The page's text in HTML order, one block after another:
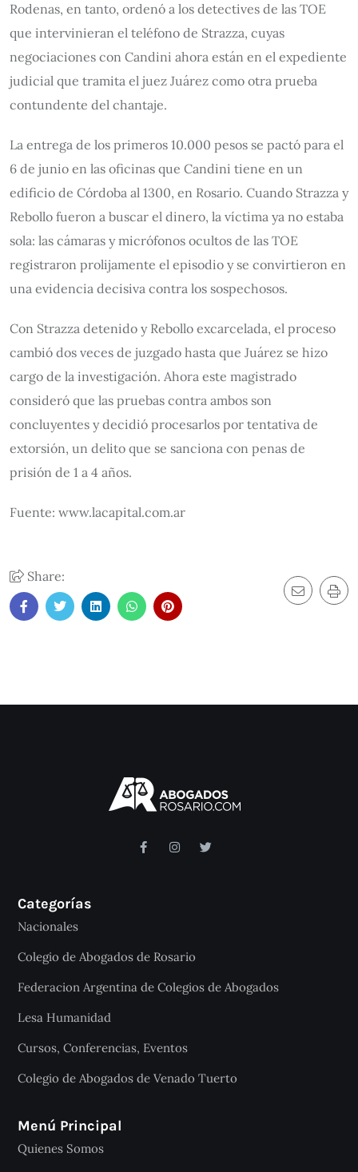
Rodenas, en tanto, ordenó a los detectives de las TOE
que intervinieran el teléfono de Strazza, cuyas
negociaciones con Candini ahora están en el expediente
judicial que tramita el juez Juárez como otra prueba
contundente del chantaje.
La entrega de los primeros 10.000 pesos se pactó para el
6 de junio en las oficinas que Candini tiene en un
edificio de Córdoba al 1300, en Rosario. Cuando Strazza y
Rebollo fueron a buscar el dinero, la víctima ya no estaba
sola: las cámaras y micrófonos ocultos de las TOE
registraron prolijamente el episodio y se convirtieron en
una evidencia decisiva contra los sospechosos.
Con Strazza detenido y Rebollo excarcelada, el proceso
cambió dos veces de juzgado hasta que Juárez se hizo
cargo de la investigación. Ahora este magistrado
consideró que las pruebas contra ambos son
concluyentes y decidió procesarlos por tentativa de
extorsión, un delito que se sanciona con penas de
prisión de 1 a 4 años.
Fuente: www.lacapital.com.ar
Share:
Categorías
Nacionales
Colegio de Abogados de Rosario
Federacion Argentina de Colegios de Abogados
Lesa Humanidad
Cursos, Conferencias, Eventos
Colegio de Abogados de Venado Tuerto
Menú Principal
Quienes Somos